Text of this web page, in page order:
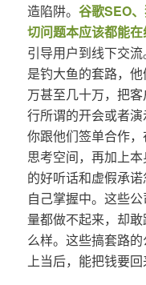
造陷阱。 谷歌SEO
切问题本应该都能
引导用户到线下交
是钓大鱼的套路，
万甚至几十万，把
行所谓的开会或者
你跟他们签单合作
思考空间，再加上
的好听话和虚假承
自己掌握中。这些
量都做不起来，却
么样。这些搞套路
上当后，能把钱要回